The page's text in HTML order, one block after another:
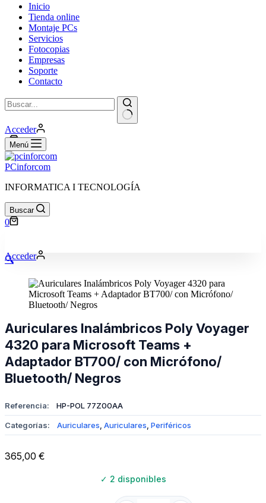
Inicio
Tienda online
Montaje PCs
Servicios
Fotocopias
Empresas
Soporte
Contacto
Sin
resultados
Acceder
Carro
de
compra
0Menú
PCinforcom
INFORMATICA I TECNOLOGÍA
Buscar
Carro
0
Acceder
🔍
Auriculares Inalámbricos Poly Voyager
4320 para Microsoft Teams +
Adaptador BT700/ con Micrófono/
Bluetooth/ Negros
Referencia: HP-POL 77Z00AA
Categorías: Auriculares Auriculares Periféricos
365,00 €
✓ 2 disponibles